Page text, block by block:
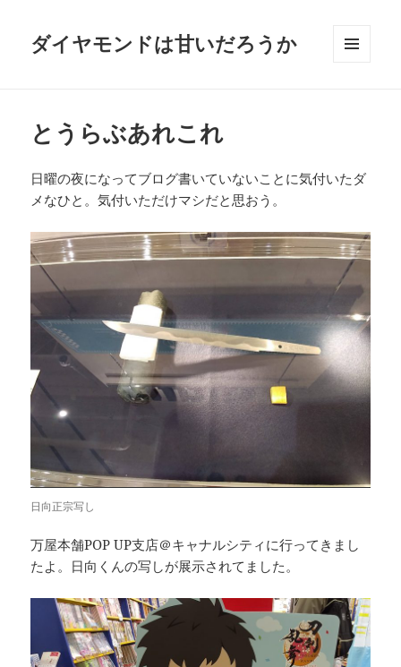
ダイヤモンドは甘いだろうか
とうらぶあれこれ
日曜の夜になってブログ書いていないことに気付いたダ
メなひと。気付いただけマシだと思おう。
日向正宗写し
万屋本舗POP UP支店＠キャナルシティに行ってきまし
たよ。日向くんの写しが展示されてました。